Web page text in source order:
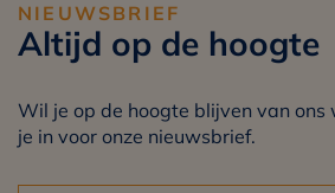
NIEUWSBRIEF
Altijd op de hoogte
Wil je op de hoogte blijven van ons
je in voor onze nieuwsbrief.